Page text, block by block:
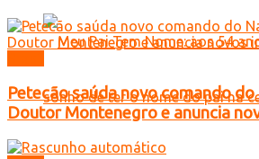
Petecão saúda novo comando
Doutor Montenegro e anuncia